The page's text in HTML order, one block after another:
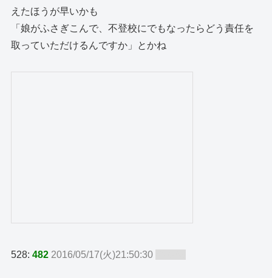
えたほうが早いかも
「娘がふさぎこんで、不登校にでもなったらどう責任を
取っていただけるんですか」とかね
528:482 2016/05/17(火)21:50:30